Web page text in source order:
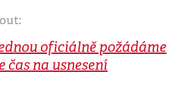
oficiálně požádáme
čas na usnesení